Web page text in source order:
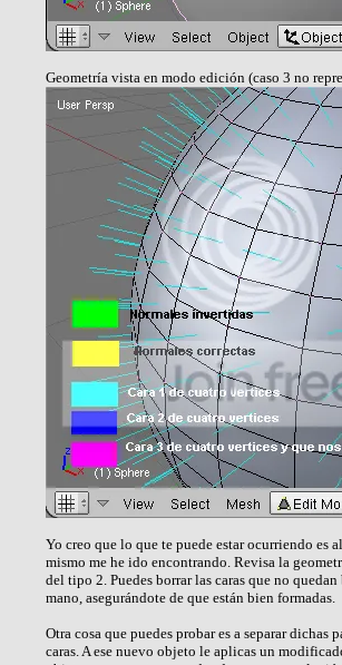
Geometría vista en modo edición (caso 3 no
Yo creo que lo que te puede estar ocurriendo es
mismo me he ido encontrando. Revisa la
del tipo 2. Puedes borrar las caras que no
mano, asegurándote de que están bien formadas.
Otra cosa que puedes probar es a separar
caras. A ese nuevo objeto le aplicas un